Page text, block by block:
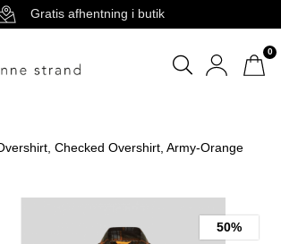
Gratis afhentning i butik
0
Checked Overshirt, Army-Orange
50%